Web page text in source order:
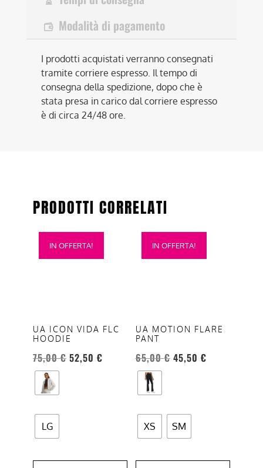
Modalità di pagamento
I prodotti acquistati verranno consegnati
tramite corriere espresso. Il tempo di
consegna della spedizione, dopo che è
stata presa in carico dal corriere espresso
è di circa 24/48 ore.
PRODOTTI CORRELATI
IN OFFERTA!
UA ICON VIDA FLC
HOODIE
75,00€ 52,50 €
LG
Questo
prodotto
opzioni
possono
essere
scelte
nella
del
prodotto
IN OFFERTA!
UA MOTION FLARE
PANT
65,00€ 45,50 €
XS SM
Questo
prodotto
opzioni
possono
essere
scelte
nella
del
prodotto